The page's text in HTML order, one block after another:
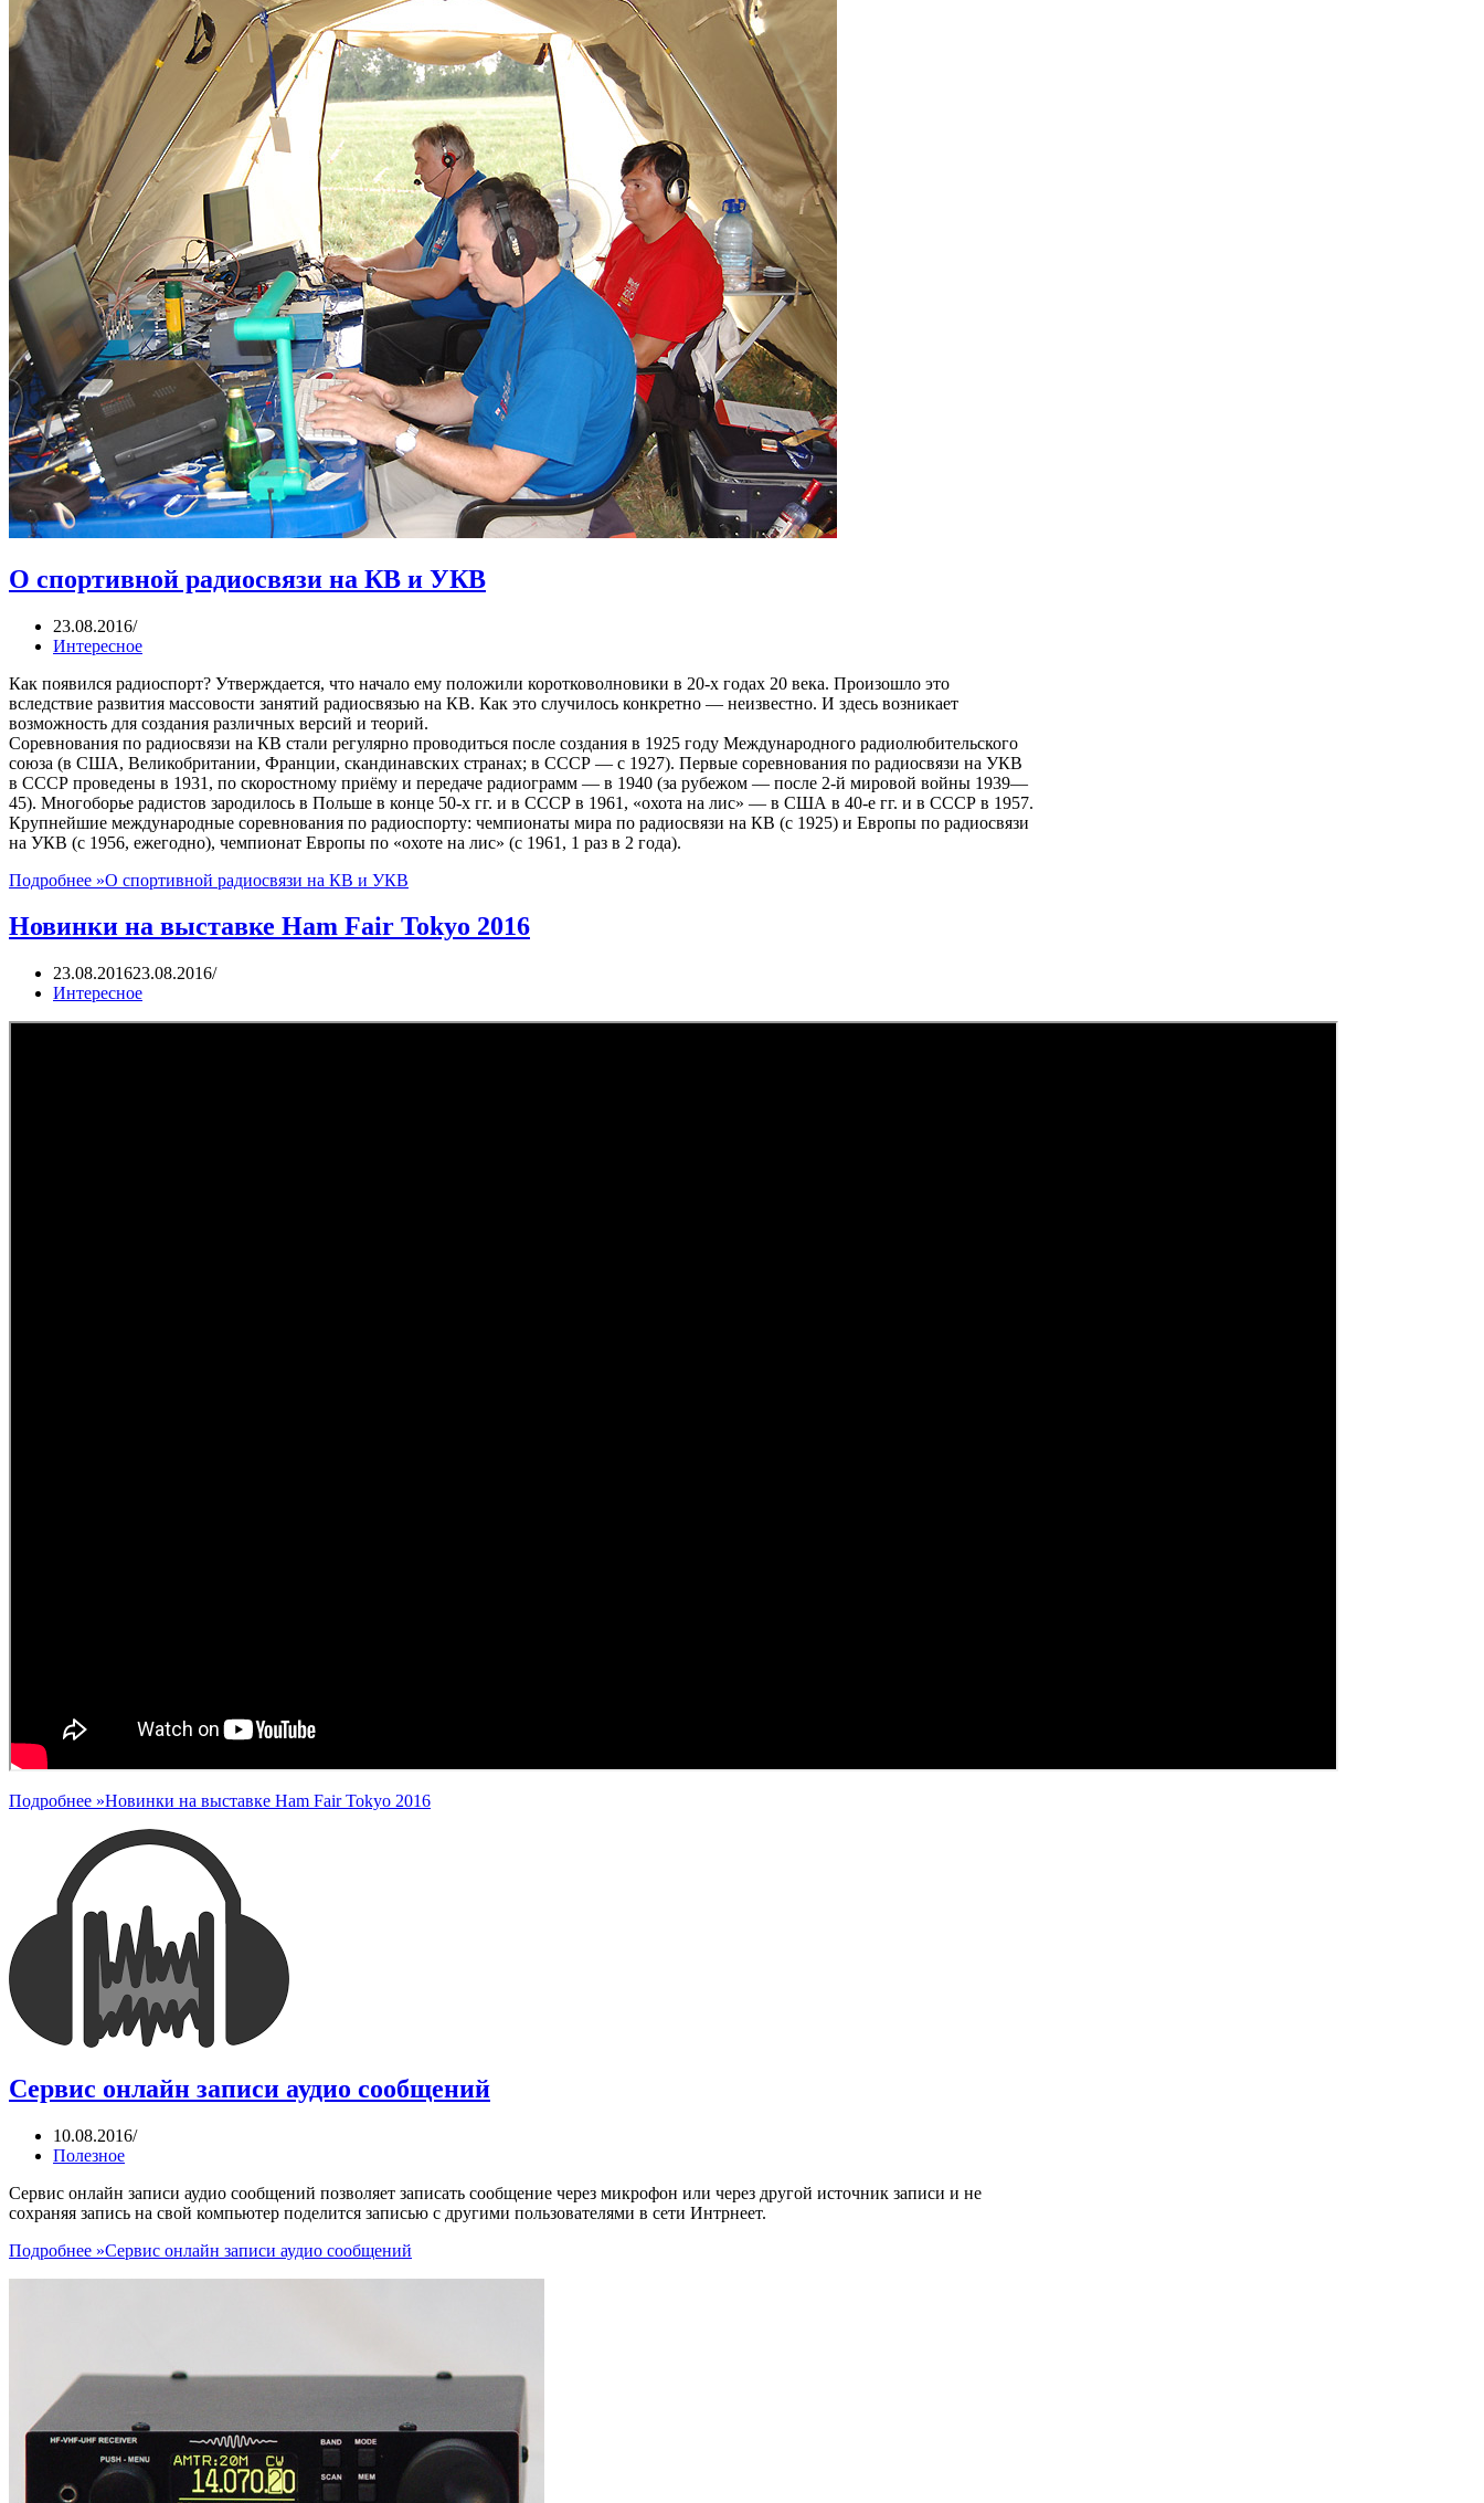
О спортивной радиосвязи на КВ и УКВ
23.08.2016
Интересное
Как появился радиоспорт? Утверждается, что начало ему положили коротковолновики в 20-х годах 20 века. Произошло это
вследствие развития массовости занятий радиосвязью на КВ. Как это случилось конкретно — неизвестно. И здесь возникает
возможность для создания различных версий и теорий.
Соревнования по радиосвязи на КВ стали регулярно проводиться после создания в 1925 году Международного радиолюбительского
союза (в США, Великобритании, Франции, скандинавских странах; в СССР — с 1927). Первые соревнования по радиосвязи на УКВ
в СССР проведены в 1931, по скоростному приёму и передаче радиограмм — в 1940 (за рубежом — после 2-й мировой войны 1939—
45). Многоборье радистов зародилось в Польше в конце 50-х гг. и в СССР в 1961, «охота на лис» — в США в 40-е гг. и в СССР в 1957.
Крупнейшие международные соревнования по радиоспорту: чемпионаты мира по радиосвязи на КВ (с 1925) и Европы по радиосвязи
на УКВ (с 1956, ежегодно), чемпионат Европы по «охоте на лис» (с 1961, 1 раз в 2 года).
Подробнее »О спортивной радиосвязи на КВ и УКВ
Новинки на выставке Ham Fair Tokyo 2016
23.08.201623.08.2016
Интересное
Подробнее »Новинки на выставке Ham Fair Tokyo 2016
Сервис онлайн записи аудио сообщений
10.08.2016
Полезное
Сервис онлайн записи аудио сообщений позволяет записать сообщение через микрофон или через другой источник записи и не
сохраняя запись на свой компьютер поделится записью с другими пользователями в сети Интрнеет.
Подробнее »Сервис онлайн записи аудио сообщений